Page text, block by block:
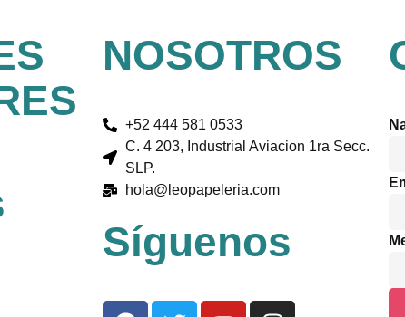
NOSOTROS
+52 444 581 0533
C. 4 203, Industrial Aviacion 1ra Secc.
SLP.
hola@leopapeleria.com
Síguenos